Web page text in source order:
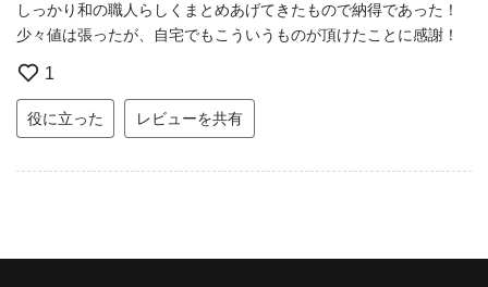
しっかり和の職人らしくまとめあげてきたもので納得であった！
少々値は張ったが、自宅でもこういうものが頂けたことに感謝！
1
役に立った レビューを共有